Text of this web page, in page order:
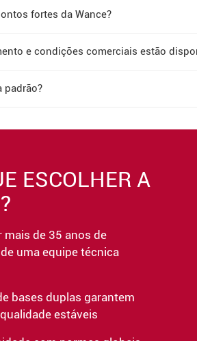
fortes da Wance?
e condições comerciais estão
padrão?
ESCOLHER A
mais de 35 anos de
uma equipe técnica
bases duplas garantem
estáveis